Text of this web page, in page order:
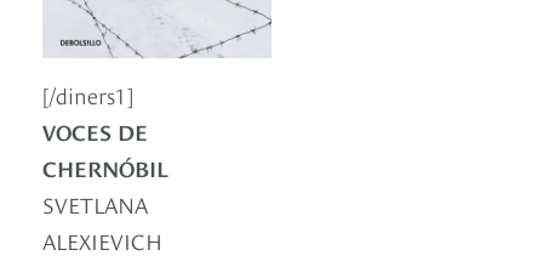
[/diners1]
VOCES DE
CHERNÓBIL
SVETLANA
ALEXIEVICH